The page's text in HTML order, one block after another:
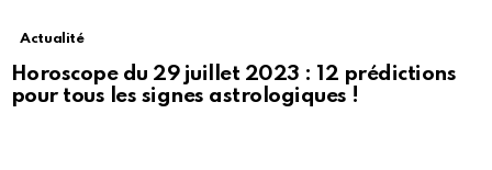
Actualité
Horoscope du 29 juillet 2023 : 12 prédictions
pour tous les signes astrologiques !